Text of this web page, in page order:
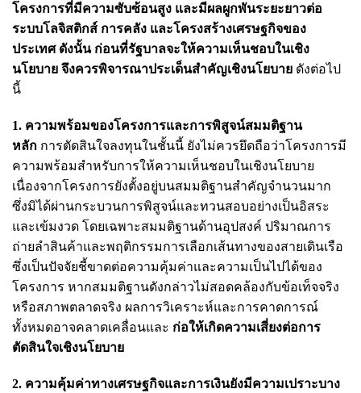
โครงการที่มีความซับซ้อนสูง และมีผลผูกพันระยะยาวต่อ
ระบบโลจิสติกส์ การคลัง และโครงสร้างเศรษฐกิจของ
ประเทศ ดังนั้น ก่อนที่รัฐบาลจะให้ความเห็นชอบในเชิง
นโยบาย จึงควรพิจารณาประเด็นสำคัญเชิงนโยบาย ดังต่อไป
นี้
1. ความพร้อมของโครงการและการพิสูจน์สมมติฐาน
หลัก การตัดสินใจลงทุนในชั้นนี้ ยังไม่ควรยึดถือว่าโครงการมี
ความพร้อมสำหรับการให้ความเห็นชอบในเชิงนโยบาย
เนื่องจากโครงการยังตั้งอยู่บนสมมติฐานสำคัญจำนวนมาก
ซึ่งมิได้ผ่านกระบวนการพิสูจน์และทวนสอบอย่างเป็นอิสระ
และเข้มงวด โดยเฉพาะสมมติฐานด้านอุปสงค์ ปริมาณการ
ถ่ายลำสินค้าและพฤติกรรมการเลือกเส้นทางของสายเดินเรือ
ซึ่งเป็นปัจจัยชี้ขาดต่อความคุ้มค่าและความเป็นไปได้ของ
โครงการ หากสมมติฐานดังกล่าวไม่สอดคล้องกับข้อเท็จจริง
หรือสภาพตลาดจริง ผลการวิเคราะห์และการคาดการณ์
ทั้งหมดอาจคลาดเคลื่อนและ ก่อให้เกิดความเสี่ยงต่อการ
ตัดสินใจเชิงนโยบาย
2. ความคุ้มค่าทางเศรษฐกิจและการเงินยังมีความเปราะบาง